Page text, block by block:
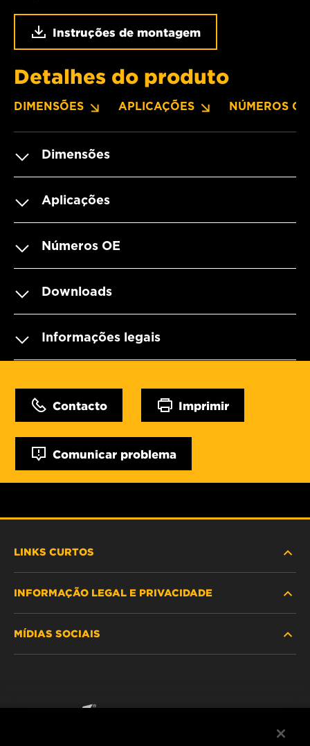
Instruções de montagem
Detalhes do produto
DIMENSÕES APLICAÇÕES NÚMEROS OE
Dimensões
Aplicações
Números OE
Downloads
Informações legais
Contacto Imprimir
Comunicar problema
LINKS CURTOS
PROCURE O FILTRO
ONDE COMPRAR
CONTACTE NOS
INFORMAÇÃO LEGAL E PRIVACIDADE
MÍDIAS SOCIAIS